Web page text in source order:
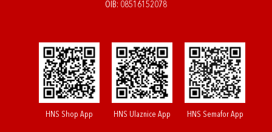
OIB: 08516152078
HNS Shop App HNS Ulaznice App HNS Semafor App